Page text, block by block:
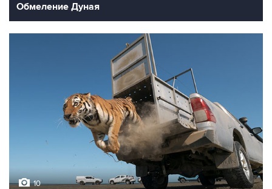
Обмеление Дуная
10